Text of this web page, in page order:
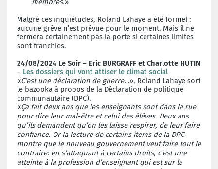
membres.»
Malgré ces inquiétudes, Roland Lahaye a été formel :
aucune grève n’est prévue pour le moment. Mais il ne
fermera certainement pas la porte si certaines limites
sont franchies.
24/08/2024 Le Soir – Eric BURGRAFF et Charlotte HUTIN
– Les dossiers qui vont attiser le climat social
«C’est une déclaration de guerre…», Roland Lahaye sort
le bazooka à propos de la Déclaration de politique
communautaire (DPC).
«Ça fait deux ans que les enseignants sont dans la rue
pour dire leur mal-être et celui des élèves. Deux ans
qu’ils demandent qu’on les laisse respirer, de leur faire
confiance. Or la lecture de certains items de la DPC
montre que le nouveau gouvernement veut faire tout le
contraire: en s’attaquant à certains droits, c’est une
atteinte à la profession d’enseignant qui est sur la